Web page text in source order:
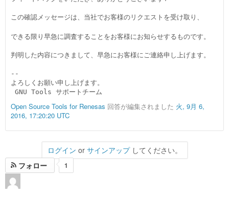
この確認メッセージは、当社でお客様のリクエストを受け取り、
できる限り早急に調査することをお客様にお知らせするものです。
判明した内容につきまして、早急にお客様にご連絡申し上げます。
--
よろしくお願い申し上げます。
GNU Tools サポートチーム
Open Source Tools for Renesas 回答が編集されました 火, 9月 6,
2016, 17:20:20 UTC
ログイン or サインアップしてください。
フォロー
1